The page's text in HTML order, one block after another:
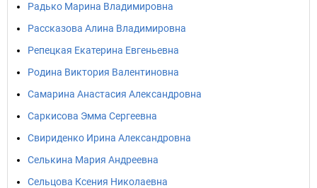
Радько Марина Владимировна
Рассказова Алина Владимировна
Репецкая Екатерина Евгеньевна
Родина Виктория Валентиновна
Самарина Анастасия Александровна
Саркисова Эмма Сергеевна
Свириденко Ирина Александровна
Селькина Мария Андреевна
Сельцова Ксения Николаевна